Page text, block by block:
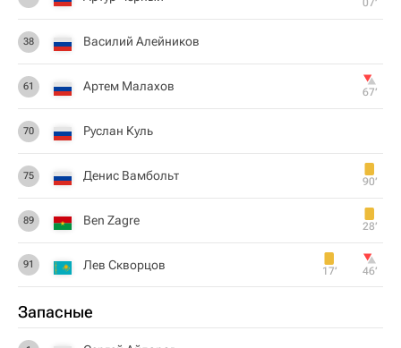
07‎’‎
38 Василий Алейников
61 Артем Малахов 67‎’‎
70 Руслан Куль
75 Денис Вамбольт 90‎’‎
89 Ben Zagre 28‎’‎
91 Лев Скворцов 17‎’‎ 46‎’‎
Запасные